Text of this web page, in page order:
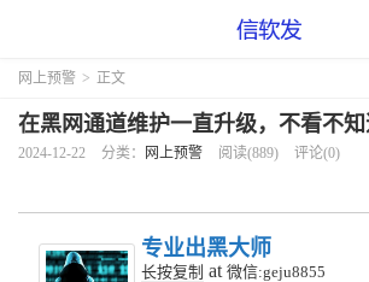
网上预警 > 正文
在黑网通道维护一直升级，不看不
2024-12-22 分类： 网上预警 阅读(889) 评论(0)
专业出黑大师
长按复制 at 微信:geju8855